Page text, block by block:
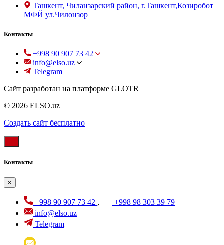
Ташкент, Чиланзарский район, г.Ташкент,Козиробот
МФЙ ул.Чилонзор
Контакты
+998 90 907 73 42
info@elso.uz
Telegram
Сайт разработан на платформе GLOTR
© 2026 ELSO.uz
Создать cайт бесплатно
Контакты
×
+998 90 907 73 42 ,
+998 98 303 39 79
info@elso.uz
Telegram